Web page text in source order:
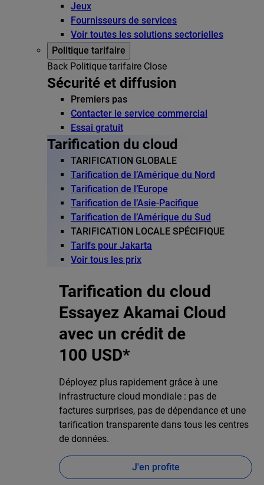
Jeux
Fournisseurs de services
Voir toutes les solutions sectorielles
Politique tarifaire
Back Politique tarifaire Close
Sécurité et diffusion
Premiers pas
Contacter le service commercial
Essai gratuit
Tarification du cloud
TARIFICATION GLOBALE
Tarification de l’Amérique du Nord
Tarification de l’Europe
Tarification de l’Asie-Pacifique
Tarification de l’Amérique du Sud
TARIFICATION LOCALE SPÉCIFIQUE
Tarifs pour Jakarta
Voir tous les prix
Tarification du cloud
Essayez Akamai Cloud
avec un crédit de
100 USD*
Déployez plus rapidement grâce à une
infrastructure cloud mondiale : pas de
factures surprises, pas de dépendance et une
tarification transparente dans tous les centres
de données.
J'en profite